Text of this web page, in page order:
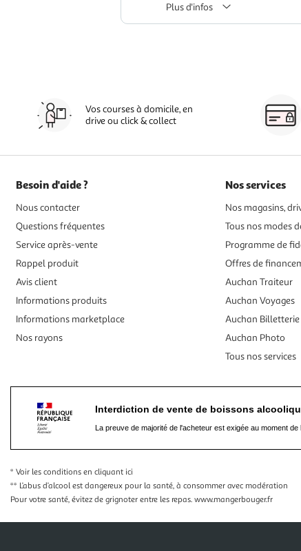
Plus d'infos
Vos courses à domicile, en
drive ou click & collect
Besoin d'aide ?
Nous contacter
Questions fréquentes
Service après-vente
Rappel produit
Avis client
Informations produits
Informations marketplace
Nos rayons
Nos services
Nos magasins,
Tous nos modes
Programme de
Offres de
Auchan Traiteur
Auchan Voyages
Auchan Billetterie
Auchan Photo
Tous nos services
Interdiction de vente de boissons
La preuve de majorité de l'acheteur est exigée au moment de
* Voir les conditions en cliquant ici
** L’abus d’alcool est dangereux pour la santé, à consommer avec modération
Pour votre santé, évitez de grignoter entre les repas. www.mangerbouger.fr